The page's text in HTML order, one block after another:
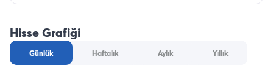
Hisse Grafiği
Günlük Haftalık Aylık Yıllık